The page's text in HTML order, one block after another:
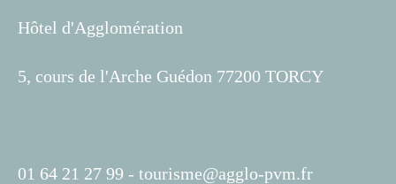
Hôtel d'Agglomération
5, cours de l'Arche Guédon 77200 TORCY
01 64 21 27 99 - tourisme@agglo-pvm.fr